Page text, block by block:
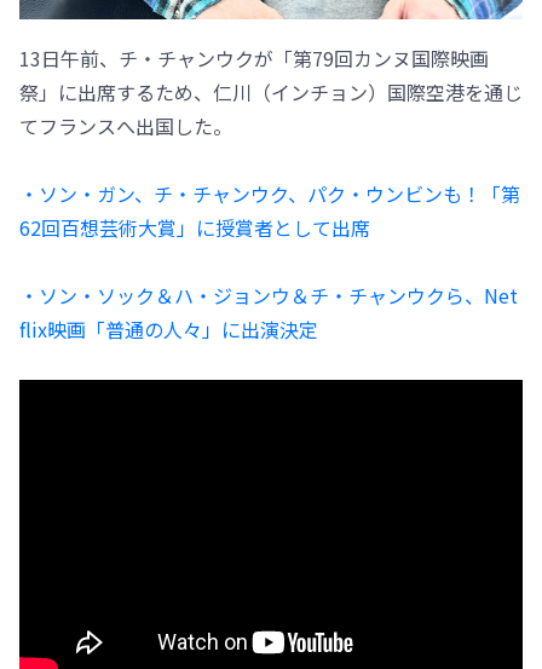
13日午前、チ・チャンウクが「第79回カンヌ国際映画
祭」に出席するため、仁川（インチョン）国際空港を通じ
てフランスへ出国した。
・ソン・ガン、チ・チャンウク、パク・ウンビンも！「第
62回百想芸術大賞」に授賞者として出席
・ソン・ソック＆ハ・ジョンウ＆チ・チャンウクら、Net
flix映画「普通の人々」に出演決定